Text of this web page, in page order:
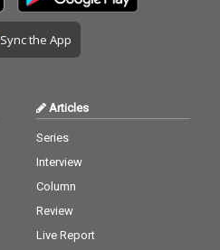
Sync the App
Articles
Series
Interview
Column
Review
Live Report